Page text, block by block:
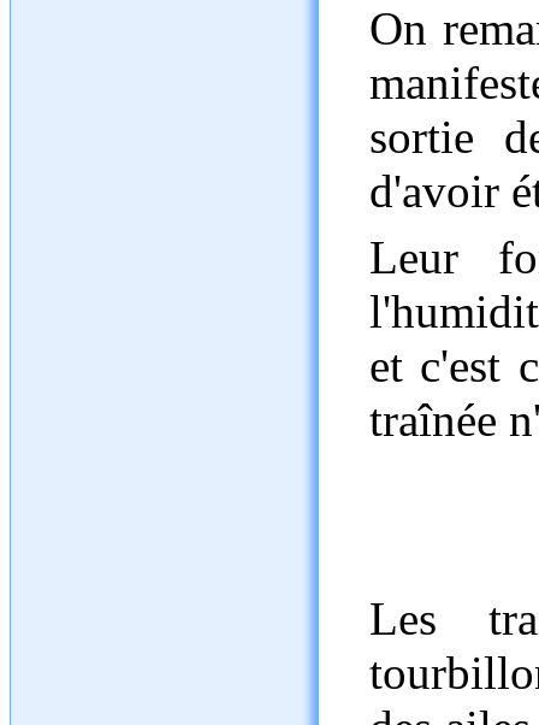
On
sortie
d'avoir
Leur
et c'est
traînée
Les